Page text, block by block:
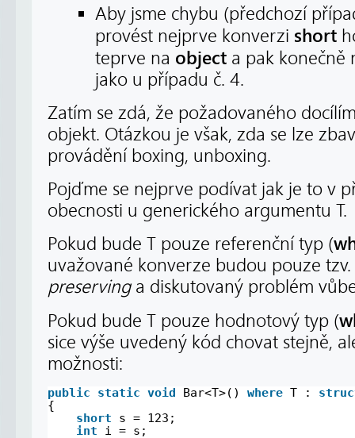
Aby jsme chybu (předchozí
provést nejprve konverzi short
teprve na object a pak konečně
jako u případu č. 4.
Zatím se zdá, že požadovaného
objekt. Otázkou je však, zda se lze
provádění boxing, unboxing.
Pojďme se nejprve podívat jak je to v
obecnosti u generického argumentu T.
Pokud bude T pouze referenční typ (
uvažované konverze budou pouze tzv.
preservinga diskutovaný problém
Pokud bude T pouze hodnotový typ (
sice výše uvedený kód chovat stejně,
možnosti:
public static void Bar<T>() where T :
{
short
s = 123;
int
i = s;